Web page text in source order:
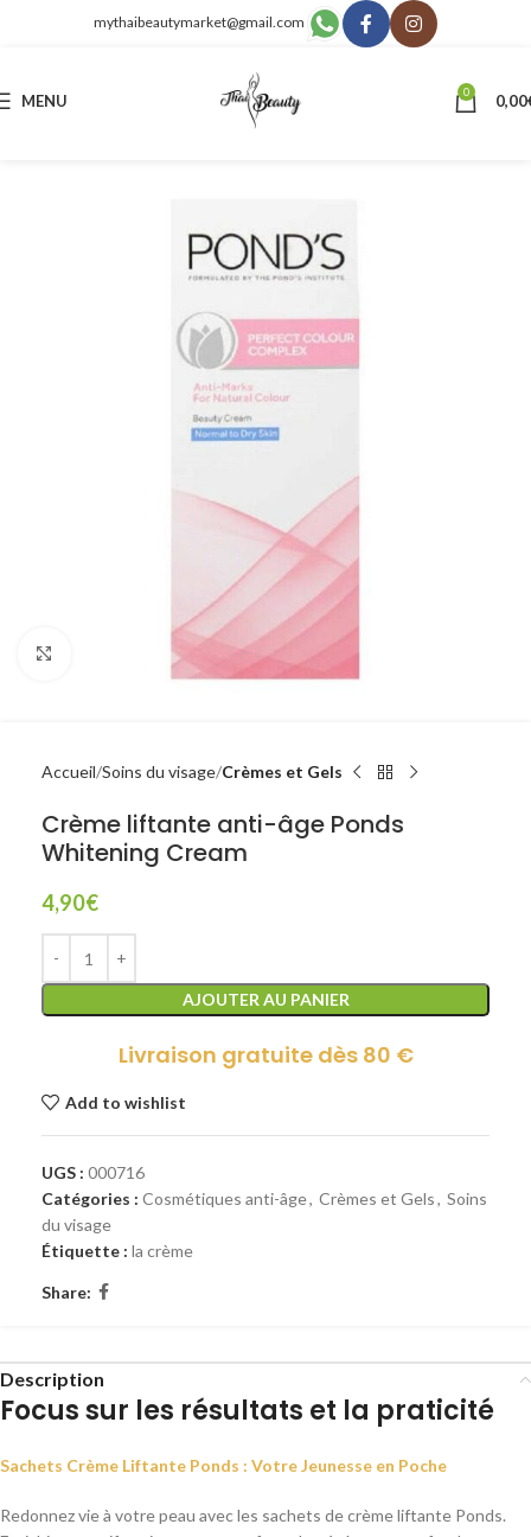
mythaibeautymarket@gmail.com
MENU 0 0,00
Click to enlarge
Accueil Soins du visage Crèmes et Gels
Crème liftante anti-âge Ponds
Whitening Cream
4,90€
AJOUTER AU PANIER
Livraison gratuite dès 80 €
Add to wishlist
UGS : 000716
Catégories : Cosmétiques anti-âge, Crèmes et Gels, Soins
du visage
Étiquette : la crème
Share:
Description
Focus sur les résultats et la praticité
Sachets Crème Liftante Ponds : Votre Jeunesse en Poche
Redonnez vie à votre peau avec les sachets de crème liftante Ponds.